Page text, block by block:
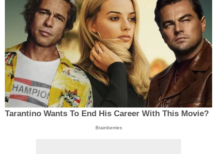
Tarantino Wants To End His Career With This Movie?
Brainberries